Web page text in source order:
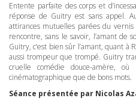
Entente parfaite des corps et
réponse de Guitry est sans appel.
attirances mutuelles parées du
rencontre, sans le savoir, l’amant de
Guitry, c’est bien sûr l’amant, quant
aussi trompeur que trompé. Guitry
cruelle comédie douce-amère, où
cinématographique que de bons mots.
Séance présentée par Nicolas